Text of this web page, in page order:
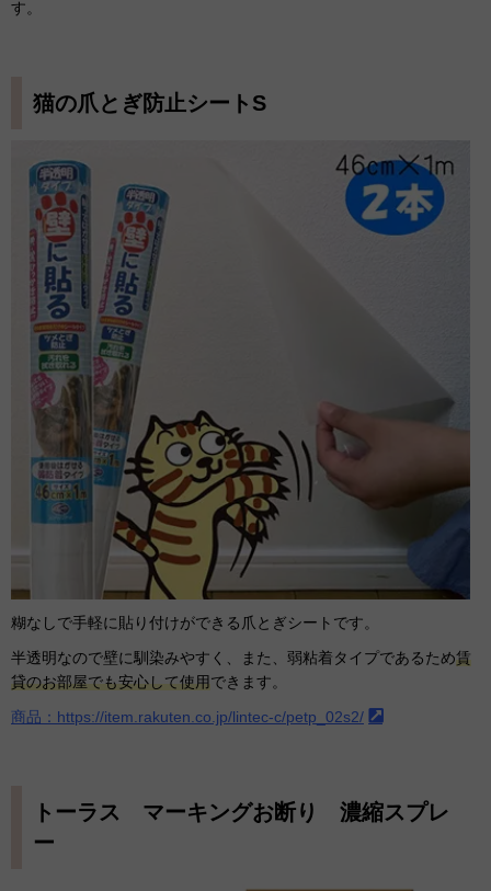
す。
猫の爪とぎ防止シートS
糊なしで手軽に貼り付けができる爪とぎシートです。
半透明なので壁に馴染みやすく、また、弱粘着タイプであるため賃
貸のお部屋でも安心して使用できます。
商品：https://item.rakuten.co.jp/lintec-c/petp_02s2/
トーラス マーキングお断り 濃縮スプレ
ー